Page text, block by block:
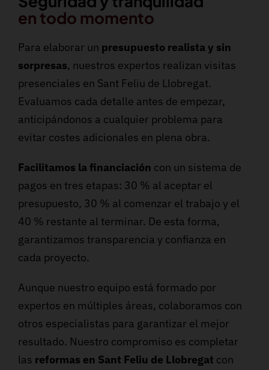
en todo momento
Para elaborar un presupuesto realista y sin
sorpresas, nuestros expertos realizan visitas
presenciales en Sant Feliu de Llobregat.
Evaluamos cada detalle antes de empezar,
anticipándonos a cualquier problema para
evitar costes adicionales en plena obra.
Facilitamos la financiación con un sistema de
pagos en tres etapas: 30 % al aceptar el
presupuesto, 30 % al comenzar el trabajo y el
40 % restante al terminar. De esta forma,
garantizamos transparencia y confianza en
cada proyecto.
Aunque nuestro equipo está formado por
expertos en múltiples áreas, colaboramos con
otros especialistas para garantizar el mejor
resultado. Nuestro compromiso es completar
las reformas en Sant Feliu de Llobregat con